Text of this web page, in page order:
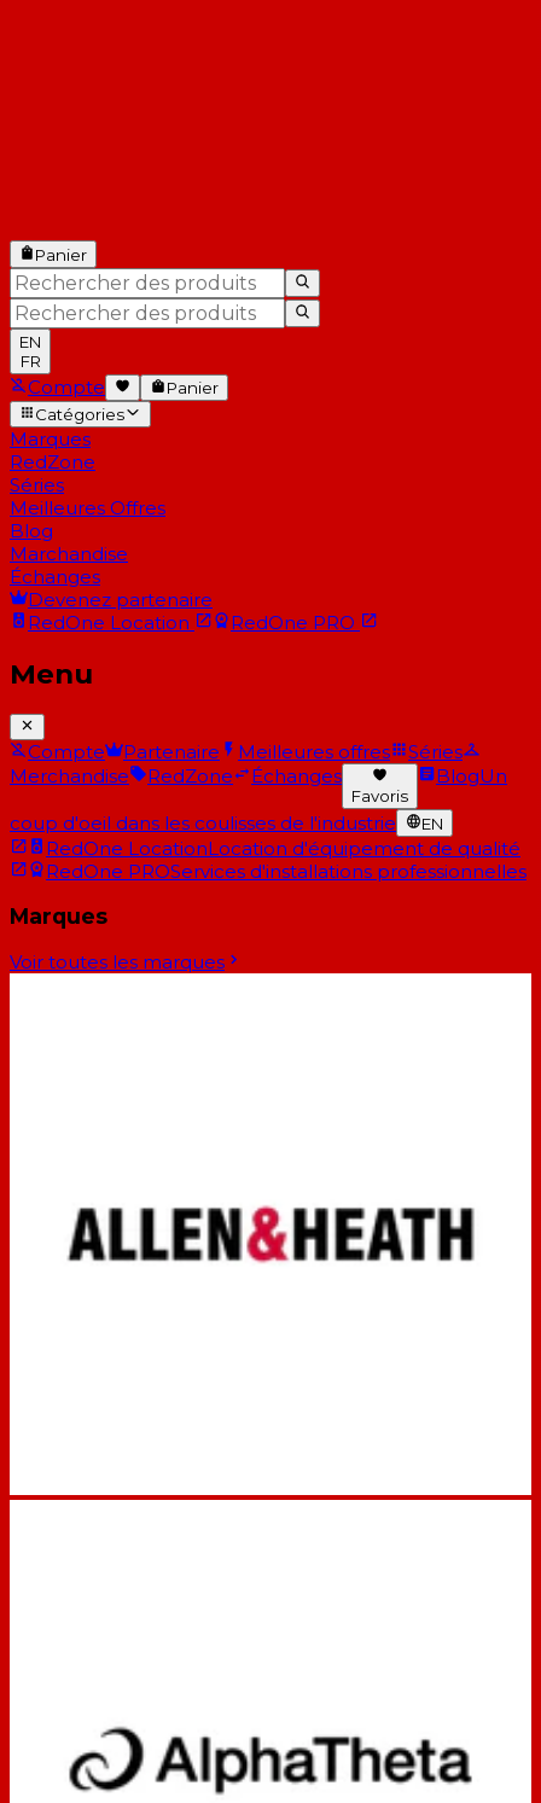
Panier
EN
FR
Compte
Panier
Catégories
Marques
RedZone
Séries
Meilleures Offres
Blog
Marchandise
Échanges
Devenez partenaire
RedOne Location RedOne PRO
Menu
Compte Partenaire Meilleures offres
Séries
Merchandise
RedZone Échanges
Favoris
BlogUn
coup d'oeil dans les coulisses de l'industrie EN
RedOne LocationLocation d'équipement de qualité
RedOne PROServices d'installations professionnelles
Marques
Voir toutes les marques